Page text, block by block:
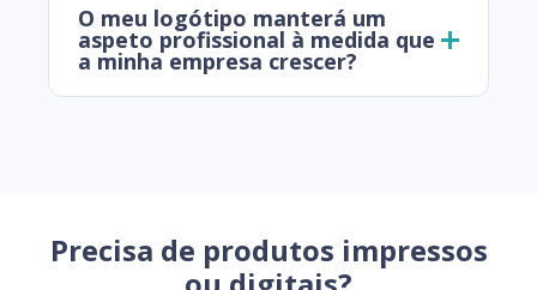
O meu logótipo manterá um
aspeto profissional à medida que
a minha empresa crescer?
Precisa de produtos impressos